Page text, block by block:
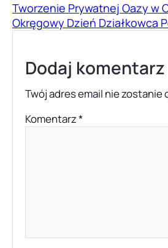
Tworzenie Prywatnej Oazy w
Okręgowy Dzień Działkowca
Dodaj komentarz
Twój adres email nie zostanie
Komentarz*